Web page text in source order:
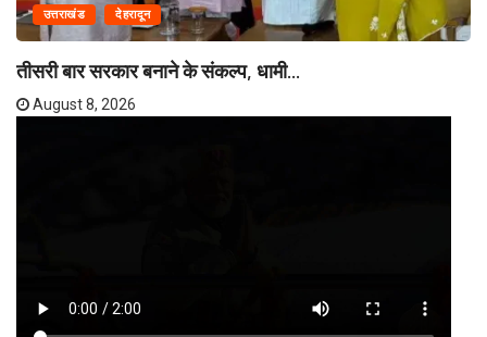
उत्तराखंड देहरादून
तीसरी बार सरकार बनाने के संकल्प, धामी...
August 8, 2026